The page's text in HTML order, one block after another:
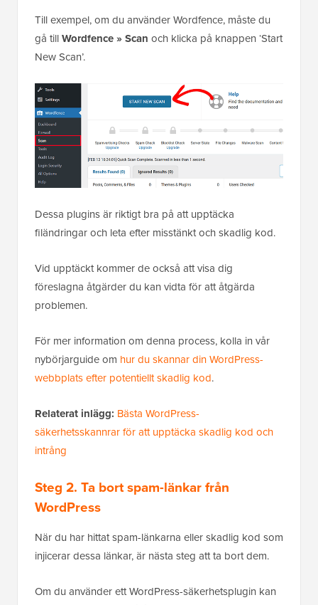
Till exempel, om du använder Wordfence, måste du
gå tillWordfence » Scan och klicka på knappen ‘Start
New Scan’.
Dessa plugins är riktigt bra på att upptäcka
filändringar och leta efter misstänkt och skadlig kod.
Vid upptäckt kommer de också att visa dig
föreslagna åtgärder du kan vidta för att åtgärda
problemen.
För mer information om denna process, kolla in vår
nybörjarguide om hur du skannar din WordPress-
webbplats efter potentiellt skadlig kod.
Relaterat inlägg: Bästa WordPress-
säkerhetsskannrar för att upptäcka skadlig kod och
intrång
Steg 2. Ta bort spam-länkar från
WordPress
När du har hittat spam-länkarna eller skadlig kod som
injicerar dessa länkar, är nästa steg att ta bort dem.
Om du använder ett WordPress-säkerhetsplugin kan